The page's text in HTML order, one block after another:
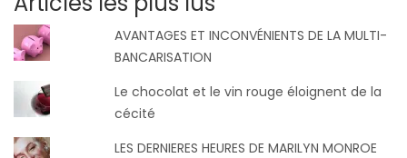
AVANTAGES ET INCONVÉNIENTS DE LA MULTI-
BANCARISATION
Le chocolat et le vin rouge éloignent de la
cécité
LES DERNIERES HEURES DE MARILYN MONROE